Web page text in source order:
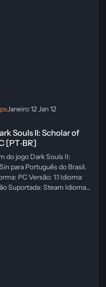
Janeiro 12Jan 12
Souls II: Scholar of
[PT‑BR]
do jogo Dark Souls II:
para Português do Brasil.
PC Versão: 1.1 Idioma:
Suportada: Steam Idioma
23/04/2025
Tamanho: 469 MB